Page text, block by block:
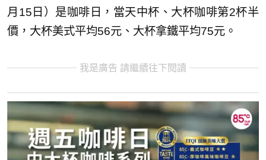
月15日）是咖啡日，當天中杯、大杯咖啡第2杯半
價，大杯美式平均56元、大杯拿鐵平均75元。
我是廣告 請繼續往下閱讀